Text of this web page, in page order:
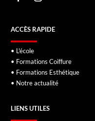
ACCÈS RAPIDE
• L'école
• Formations Coiffure
• Formations Esthétique
• Notre actualité
LIENS UTILES